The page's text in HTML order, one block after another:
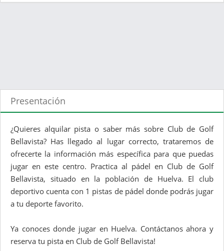
Presentación
¿Quieres alquilar pista o saber más sobre Club de Golf
Bellavista? Has llegado al lugar correcto, trataremos de
ofrecerte la información más específica para que puedas
jugar en este centro. Practica al pádel en Club de Golf
Bellavista, situado en la población de Huelva. El club
deportivo cuenta con 1 pistas de pádel donde podrás jugar
a tu deporte favorito.
Ya conoces donde jugar en Huelva. Contáctanos ahora y
reserva tu pista en Club de Golf Bellavista!